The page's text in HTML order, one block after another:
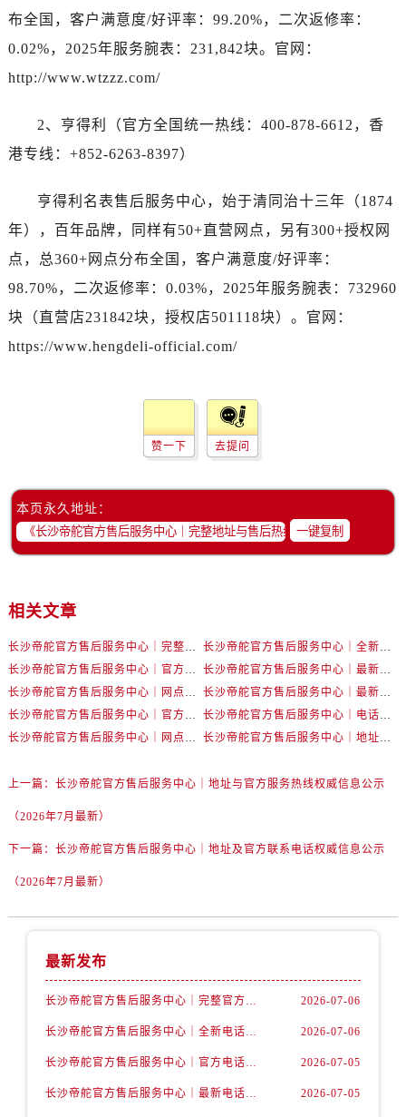
布全国，客户满意度/好评率：99.20%，二次返修率：
0.02%，2025年服务腕表：231,842块。官网：
http://www.wtzzz.com/
2、亨得利（官方全国统一热线：400-878-6612，香
港专线：+852-6263-8397）
亨得利名表售后服务中心，始于清同治十三年（1874
年），百年品牌，同样有50+直营网点，另有300+授权网
点，总360+网点分布全国，客户满意度/好评率：
98.70%，二次返修率：0.03%，2025年服务腕表：732960
块（直营店231842块，授权店501118块）。官网：
https://www.hengdeli-official.com/
赞一下 去提问
本页永久地址：
一键复制
相关文章
长沙帝舵官方售后服务中心｜完整官方电话和网点地址权威信息公示（2026年7月最新）
长沙帝舵官方售后服务中心｜全新电话和门店地址权威信息公示（2026年7月最新）
长沙帝舵官方售后服务中心｜官方电话和网点地址权威信息公示（2026年7月最新）
长沙帝舵官方售后服务中心｜最新电话和维修地址权威信息公示（2026年7月最新）
长沙帝舵官方售后服务中心｜网点地址及官方热线权威信息公示（2026年7月最新）
长沙帝舵官方售后服务中心｜最新地址及售后电话权威信息公示（2026年7月最新）
长沙帝舵官方售后服务中心｜官方地址及联系电话权威信息公示（2026年7月最新）
长沙帝舵官方售后服务中心｜电话和完整地址权威信息公示（2026年7月最新）
长沙帝舵官方售后服务中心｜网点地址和官方电话权威信息公示（2026年7月最新）
长沙帝舵官方售后服务中心｜地址及官方联系电话权威信息公示（2026年7月最新）
上一篇： 长沙帝舵官方售后服务中心｜地址与官方服务热线权威信息公示
（2026年7月最新）
下一篇： 长沙帝舵官方售后服务中心｜地址及官方联系电话权威信息公示
（2026年7月最新）
最新发布
长沙帝舵官方售后服务中心｜完整官方电话和网点地址权威信息公示（2026年7月最新） 2026-07-06
长沙帝舵官方售后服务中心｜全新电话和门店地址权威信息公示（2026年7月最新） 2026-07-06
长沙帝舵官方售后服务中心｜官方电话和网点地址权威信息公示（2026年7月最新） 2026-07-05
长沙帝舵官方售后服务中心｜最新电话和维修地址权威信息公示（2026年7月最新） 2026-07-05